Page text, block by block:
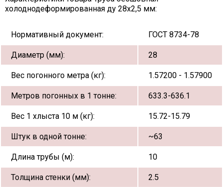
холоднодеформированная ду 28х2,5 мм:
Нормативный документ: ГОСТ 8734-78
Диаметр (мм): 28
Вес погонного метра (кг): 1.57200 - 1.57900
Метров погонных в 1 тонне: 633.3-636.1
Вес 1 хлыста 10 м (кг): 15.72-15.79
Штук в одной тонне: ~63
Длина трубы (м): 10
Толщина стенки (мм): 2.5